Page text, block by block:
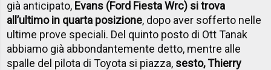
già anticipato, Evans (Ford Fiesta Wrc) si trova
all’ultimo in quarta posizione, dopo aver sofferto nelle
ultime prove speciali. Del quinto posto di Ott Tanak
abbiamo già abbondantemente detto, mentre alle
spalle del pilota di Toyota si piazza, sesto, Thierry